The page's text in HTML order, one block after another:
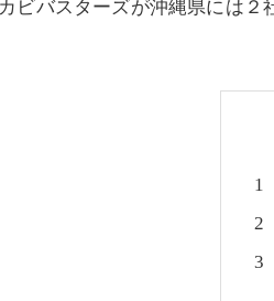
ビバスターズが沖縄県には２